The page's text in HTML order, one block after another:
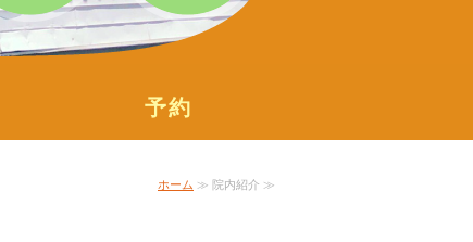
予約
ホーム ≫ 院内紹介 ≫